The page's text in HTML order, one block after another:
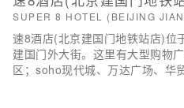
线距离2.3公里，骑行约15分钟，
宫、前门大街、人民大会堂、杜
景区大概3.5公里，地铁4站地即
铁2号线，十分便利。酒店周边饮
转），秋樱日……
SUPER 8 HOTEL (BEIJING
速8酒店(北京建国门地铁站店)位
建国门外大街。这里有大型购物
区；soho现代城、万达广场、华